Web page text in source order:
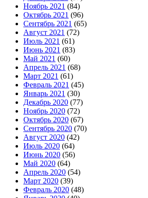
Ноябрь 2021 (84)
Октябрь 2021 (96)
Сентябрь 2021 (65)
Август 2021 (72)
Июль 2021 (61)
Июнь 2021 (83)
Май 2021 (60)
Апрель 2021 (68)
Март 2021 (61)
Февраль 2021 (45)
Январь 2021 (30)
Декабрь 2020 (77)
Ноябрь 2020 (72)
Октябрь 2020 (67)
Сентябрь 2020 (70)
Август 2020 (42)
Июль 2020 (64)
Июнь 2020 (56)
Май 2020 (64)
Апрель 2020 (54)
Март 2020 (39)
Февраль 2020 (48)